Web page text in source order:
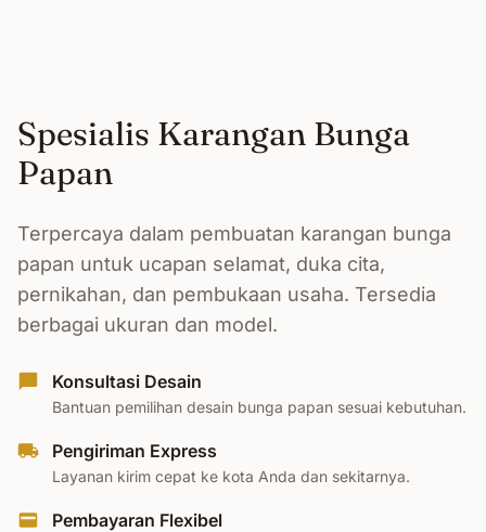
Spesialis Karangan Bunga
Papan
Terpercaya dalam pembuatan karangan bunga
papan untuk ucapan selamat, duka cita,
pernikahan, dan pembukaan usaha. Tersedia
berbagai ukuran dan model.
Konsultasi Desain
Bantuan pemilihan desain bunga papan sesuai kebutuhan.
Pengiriman Express
Layanan kirim cepat ke kota Anda dan sekitarnya.
Pembayaran Flexibel